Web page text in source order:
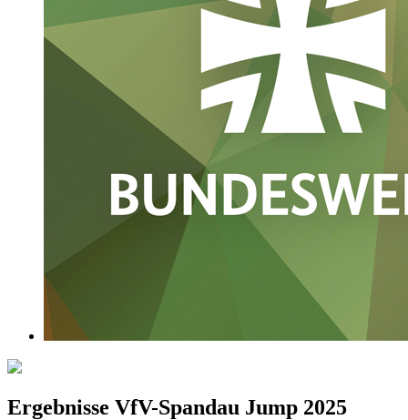
Ergebnisse VfV-Spandau Jump 2025